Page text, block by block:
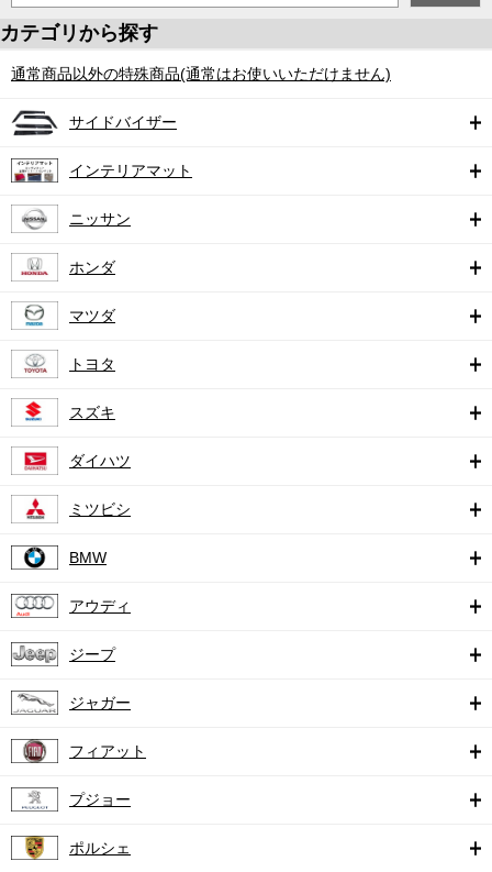
カテゴリから探す
通常商品以外の特殊商品(通常はお使いいただけません)
サイドバイザー
インテリアマット
ニッサン
ホンダ
マツダ
トヨタ
スズキ
ダイハツ
ミツビシ
BMW
アウディ
ジープ
ジャガー
フィアット
プジョー
ポルシェ